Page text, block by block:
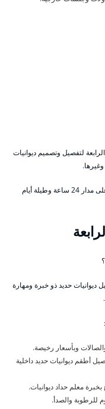
لتفصيل وتصميم ديوانيات
خدمتنا متاحة في كافة مناطق المنطقة الرابعة ونعمل على مدار 24 ساعة وطيلة أيام
ديوانيات حديد ذو خبرة ومهارة
وبأسعار رخيصة.
أطقم ديوانيات حديد داخلية
معلم حداد ديوانيات.
للرطوبة والصدأ.